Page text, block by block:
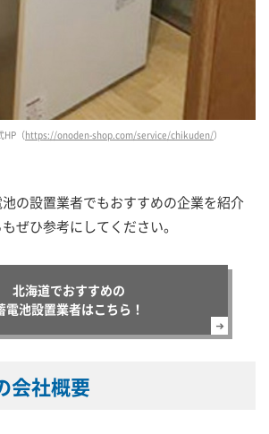
HP（https://onoden-shop.com/service/chikuden/）
の設置業者でもおすすめの企業を紹介
ぜひ参考にしてください。
北海道でおすすめの
電池設置業者はこちら！
会社概要